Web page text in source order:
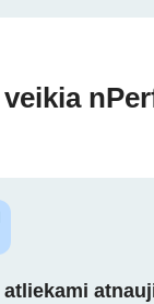
atliekami